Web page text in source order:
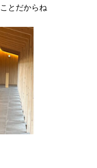
とだからね